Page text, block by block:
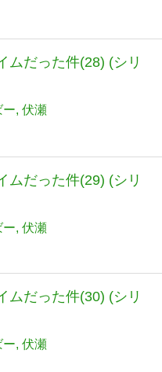
ムだった件(28) (シリ
ー 伏瀬
ムだった件(29) (シリ
ー 伏瀬
ムだった件(30) (シリ
ー 伏瀬